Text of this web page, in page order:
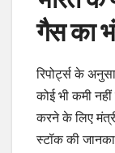
गैस का
रिपोर्ट्स के
कोई भी कमी
करने के लिए
स्टॉक की